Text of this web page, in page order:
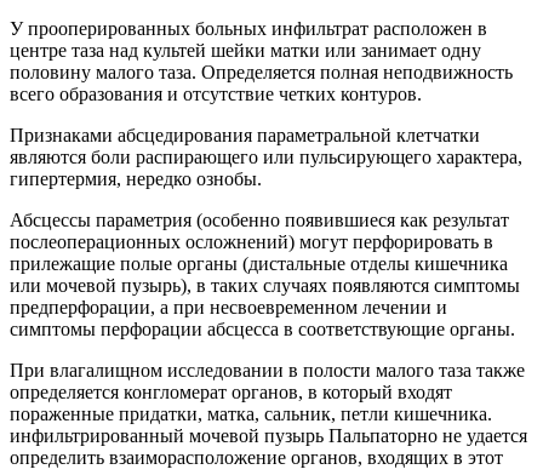
У прооперированных больных инфильтрат расположен в
центре таза над культей шейки матки или занимает одну
половину малого таза. Определяется полная неподвижность
всего образования и отсутствие четких контуров.
Признаками абсцедирования параметральной клетчатки
являются боли распирающего или пульсирующего характера,
гипертермия, нередко ознобы.
Абсцессы параметрия (особенно появившиеся как результат
послеоперационных осложнений) могут перфорировать в
прилежащие полые органы (дистальные отделы кишечника
или мочевой пузырь), в таких случаях появляются симптомы
предперфорации, а при несвоевременном лечении и
симптомы перфорации абсцесса в соответствующие органы.
При влагалищном исследовании в полости малого таза также
определяется конгломерат органов, в который входят
пораженные придатки, матка, сальник, петли кишечника.
инфильтрированный мочевой пузырь Пальпаторно не удается
определить взаиморасположение органов, входящих в этот